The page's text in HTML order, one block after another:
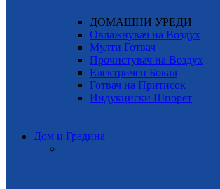
ДОМАШНИ УРЕДИ
Овлажнувач на Воздух
Мулти Готвач
Прочистувач на Воздух
Електричен Бокал
Готвач на Притисок
Индукциски Шпорет
Дом и Градина